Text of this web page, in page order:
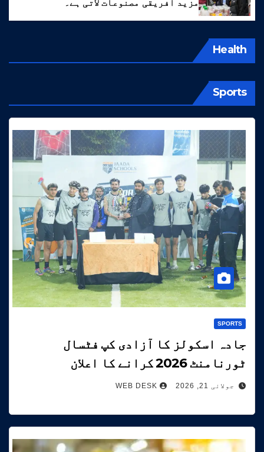
مزید افریقی مصنوعات لاتی ہے۔
Health
Sports
SPORTS
جادہ اسکولز کا آزادی کپ فٹسال
ٹورنامنٹ 2026 کرانے کا اعلان
جولائی 21, 2026 WEB DESK